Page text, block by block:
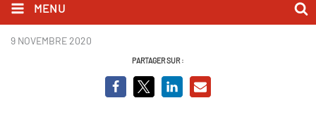
MENU
Aurélien Pradié.PNG
9 NOVEMBRE 2020
PARTAGER SUR :